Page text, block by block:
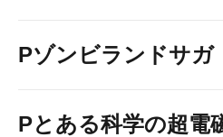
Pゾンビランドサガ
Pとある科学の超電